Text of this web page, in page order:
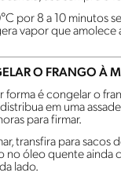
por 8 a 10 minutos
vapor que amolece
O FRANGO À
forma é congelar o
em uma
para firmar.
transfira para sacos
no óleo quente ainda
lado.